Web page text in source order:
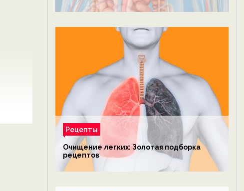
Рецепты
Очищение легких: Золотая подборка
рецептов